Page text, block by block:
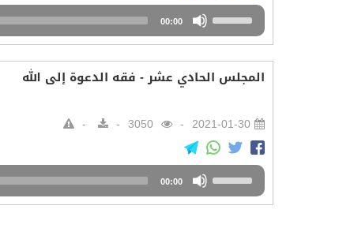
Audio
Player
00:00
Up/Down
Arrow
keys
to
decrease
volume.
المجلس الحادي عشر - فقه الدعوة إلى الله
2021-01-30
Audio
Player
00:00
Up/Down
Arrow